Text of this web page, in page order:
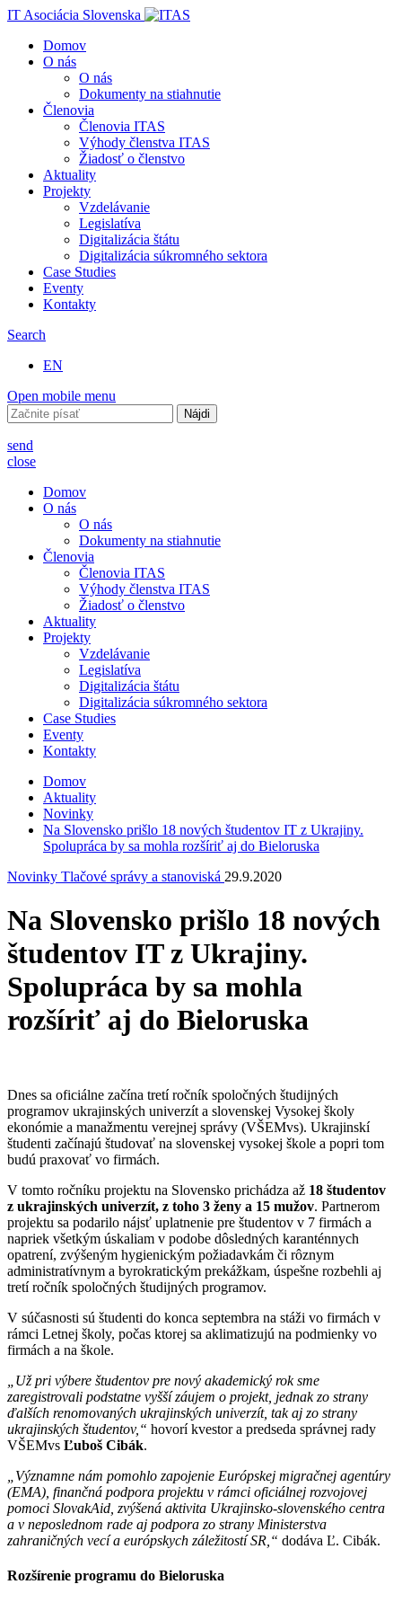
IT Asociácia Slovenska
Domov
O nás
O nás
Dokumenty na stiahnutie
Členovia
Členovia ITAS
Výhody členstva ITAS
Žiadosť o členstvo
Aktuality
Projekty
Vzdelávanie
Legislatíva
Digitalizácia štátu
Digitalizácia súkromného sektora
Case Studies
Eventy
Kontakty
Search
EN
Open mobile menu
Hľadať:
send
close
Domov
O nás
O nás
Dokumenty na stiahnutie
Členovia
Členovia ITAS
Výhody členstva ITAS
Žiadosť o členstvo
Aktuality
Projekty
Vzdelávanie
Legislatíva
Digitalizácia štátu
Digitalizácia súkromného sektora
Case Studies
Eventy
Kontakty
Domov
Aktuality
Novinky
Na Slovensko prišlo 18 nových študentov IT z Ukrajiny.
Spolupráca by sa mohla rozšíriť aj do Bieloruska
Novinky Tlačové správy a stanoviská 29.9.2020
Na Slovensko prišlo 18 nových
študentov IT z Ukrajiny.
Spolupráca by sa mohla
rozšíriť aj do Bieloruska
Dnes sa oficiálne začína tretí ročník spoločných študijných
programov ukrajinských univerzít a slovenskej Vysokej školy
ekonómie a manažmentu verejnej správy (VŠEMvs). Ukrajinskí
študenti začínajú študovať na slovenskej vysokej škole a popri tom
budú praxovať vo firmách.
V tomto ročníku projektu na Slovensko prichádza až 18 študentov
z ukrajinských univerzít, z toho 3 ženy a 15 mužov. Partnerom
projektu sa podarilo nájsť uplatnenie pre študentov v 7 firmách a
napriek všetkým úskaliam v podobe dôsledných karanténnych
opatrení, zvýšeným hygienickým požiadavkám či rôznym
administratívnym a byrokratickým prekážkam, úspešne rozbehli aj
tretí ročník spoločných študijných programov.
V súčasnosti sú študenti do konca septembra na stáži vo firmách v
rámci Letnej školy, počas ktorej sa aklimatizujú na podmienky vo
firmách a na škole.
„Už pri výbere študentov pre nový akademický rok sme
zaregistrovali podstatne vyšší záujem o projekt, jednak zo strany
ďalších renomovaných ukrajinských univerzít, tak aj zo strany
ukrajinských študentov,“ hovorí kvestor a predseda správnej rady
VŠEMvs Ľuboš Cibák.
„Významne nám pomohlo zapojenie Európskej migračnej agentúry
(EMA), finančná podpora projektu v rámci oficiálnej rozvojovej
pomoci SlovakAid, zvýšená aktivita Ukrajinsko-slovenského centra
a v neposlednom rade aj podpora zo strany Ministerstva
zahraničných vecí a európskych záležitostí SR,“ dodáva Ľ. Cibák.
Rozšírenie programu do Bieloruska